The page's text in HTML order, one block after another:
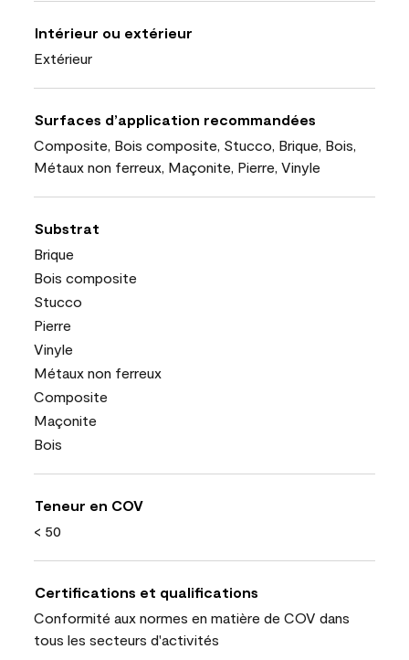
Intérieur ou extérieur
Extérieur
Surfaces d’application recommandées
Composite, Bois composite, Stucco, Brique, Bois,
Métaux non ferreux, Maçonite, Pierre, Vinyle
Substrat
Brique
Bois composite
Stucco
Pierre
Vinyle
Métaux non ferreux
Composite
Maçonite
Bois
Teneur en COV
< 50
Certifications et qualifications
Conformité aux normes en matière de COV dans
tous les secteurs d'activités